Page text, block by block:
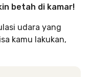
betah di kamar!
udara yang
kamu lakukan,